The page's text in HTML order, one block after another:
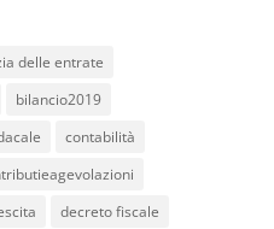
delle entrate
bilancio2019
contabilità
decreto fiscale